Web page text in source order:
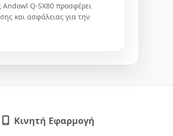
Q-SX80 προσφέρει
και ασφάλειας για την
Κινητή Εφαρμογή